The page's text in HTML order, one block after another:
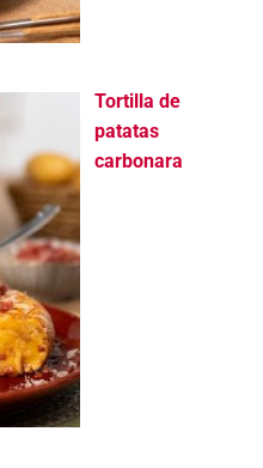
Tortilla de
patatas
carbonara